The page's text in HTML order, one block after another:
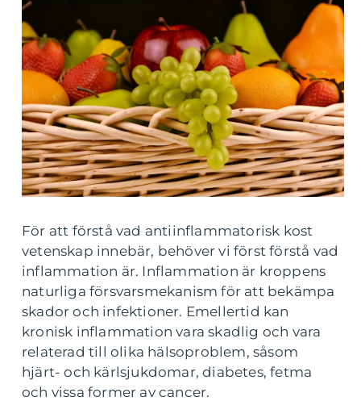
För att förstå vad antiinflammatorisk kost
vetenskap innebär, behöver vi först förstå vad
inflammation är. Inflammation är kroppens
naturliga försvarsmekanism för att bekämpa
skador och infektioner. Emellertid kan
kronisk inflammation vara skadlig och vara
relaterad till olika hälsoproblem, såsom
hjärt- och kärlsjukdomar, diabetes, fetma
och vissa former av cancer.